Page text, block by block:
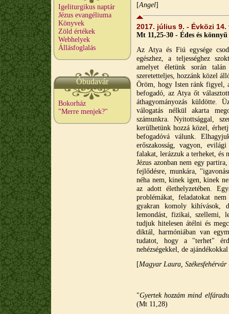
Igeliturgikus naptár
Jézus evangéliuma
Könyvek
Zöld értékek
Webhelyek
Állásfoglalás
Óbudavár
Bokorház
"Merre menjek?"
[Angel]
2017. július 9. - Évközi 14.
Mt 11,25-30 - Édes és
Az Atya és Fiú egysége
egészhez, a teljességhez
amelyet életünk során
szeretetteljes, hozzánk közel
Öröm, hogy Isten ránk figyel,
befogadó, az Atya őt
áthagyományozás küldötte.
válogatás nélkül akarta
számunkra. Nyitottsággal,
kerülhetünk hozzá közel,
befogadóvá válunk.
erőszakosság, vagyon,
falakat, lerázzuk a terheket, és
Jézus azonban nem egy
fejlődésre, munkára,
néha nem, kinek igen, kinek
az adott élethelyzetében.
problémákat, feladatokat
gyakran komoly kihívások,
lemondást, fizikai, szellemi,
tudjuk hitelesen átélni és
diktál, harmóniában van
tudatot, hogy a "terhet"
nehézségekkel, de
[Magyar Laura, Székesfehérvár
"Gyertek hozzám mind
(Mt 11,28)